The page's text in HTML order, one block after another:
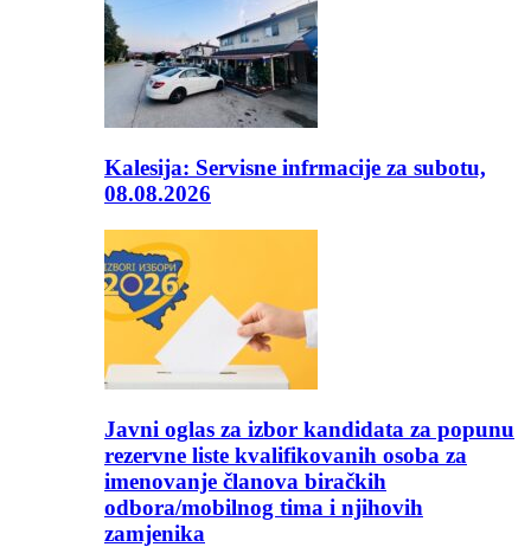
Kalesija: Servisne infrmacije za subotu,
08.08.2026
Javni oglas za izbor kandidata za popunu
rezervne liste kvalifikovanih osoba za
imenovanje članova biračkih
odbora/mobilnog tima i njihovih
zamjenika